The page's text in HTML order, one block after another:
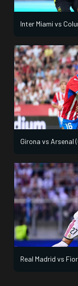
Inter Miami vs
Girona vs Arsenal
Real Madrid vs